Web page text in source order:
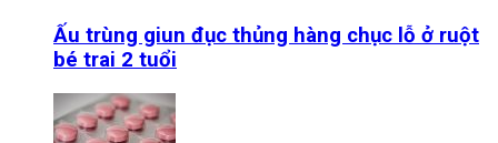
Ấu trùng giun đục thủng hàng chục lỗ ở ruột
bé trai 2 tuổi